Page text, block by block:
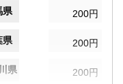
県 200円
県 200円
県 200円